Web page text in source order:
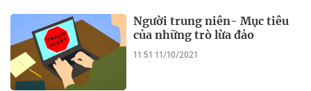
Người trung niên- Mục tiêu
của những trò lừa đảo
11:51 11/10/2021